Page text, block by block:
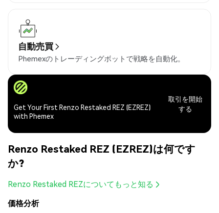
自動売買
Phemexのトレーディングボットで戦略を自動化。
Get Your First Renzo Restaked REZ (EZREZ)
with Phemex
取引を開始
する
Renzo Restaked REZ (EZREZ)は何です
か?
Renzo Restaked REZについてもっと知る
価格分析